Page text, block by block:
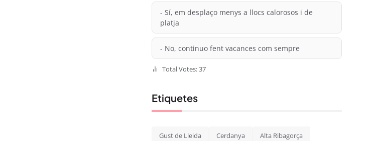
- Sí, em desplaço menys a llocs calorosos i de
platja
- No, continuo fent vacances com sempre
Total Votes: 37
Etiquetes
Gust de Lleida Cerdanya Alta Ribagorça